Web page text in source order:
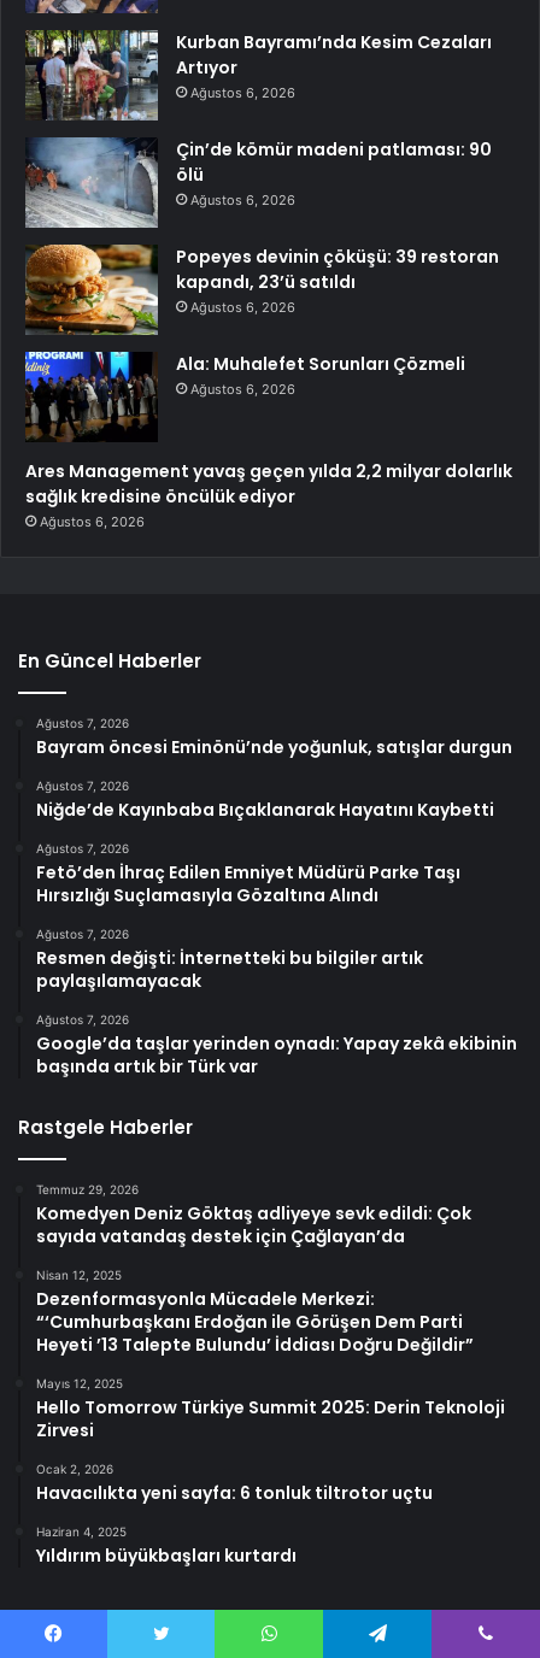
Kurban Bayramı’nda Kesim Cezaları
Artıyor
Ağustos 6, 2026
Çin’de kömür madeni patlaması: 90
ölü
Ağustos 6, 2026
Popeyes devinin çöküşü: 39 restoran
kapandı, 23’ü satıldı
Ağustos 6, 2026
Ala: Muhalefet Sorunları Çözmeli
Ağustos 6, 2026
Ares Management yavaş geçen yılda 2,2 milyar dolarlık
sağlık kredisine öncülük ediyor
Ağustos 6, 2026
En Güncel Haberler
Ağustos 7, 2026
Bayram öncesi Eminönü’nde yoğunluk, satışlar durgun
Ağustos 7, 2026
Niğde’de Kayınbaba Bıçaklanarak Hayatını Kaybetti
Ağustos 7, 2026
Fetö’den İhraç Edilen Emniyet Müdürü Parke Taşı
Hırsızlığı Suçlamasıyla Gözaltına Alındı
Ağustos 7, 2026
Resmen değişti: İnternetteki bu bilgiler artık
paylaşılamayacak
Ağustos 7, 2026
Google’da taşlar yerinden oynadı: Yapay zekâ ekibinin
başında artık bir Türk var
Rastgele Haberler
Temmuz 29, 2026
Komedyen Deniz Göktaş adliyeye sevk edildi: Çok
sayıda vatandaş destek için Çağlayan’da
Nisan 12, 2025
Dezenformasyonla Mücadele Merkezi:
“‘Cumhurbaşkanı Erdoğan ile Görüşen Dem Parti
Heyeti ’13 Talepte Bulundu’ İddiası Doğru Değildir”
Mayıs 12, 2025
Hello Tomorrow Türkiye Summit 2025: Derin Teknoloji
Zirvesi
Ocak 2, 2026
Havacılıkta yeni sayfa: 6 tonluk tiltrotor uçtu
Haziran 4, 2025
Yıldırım büyükbaşları kurtardı